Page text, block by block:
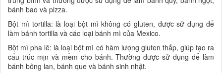
bánh bao và pizza.
Bột mì tortilla: là loại bột mì không có gluten, được sử dụng để
làm bánh tortilla và các loại bánh mì của Mexico.
Bột mì pha lê: là loại bột mì có hàm lượng gluten thấp, giúp tạo ra
cấu trúc mịn và mềm cho bánh. Thường được sử dụng để làm
bánh bông lan, bánh que và bánh sinh nhật.